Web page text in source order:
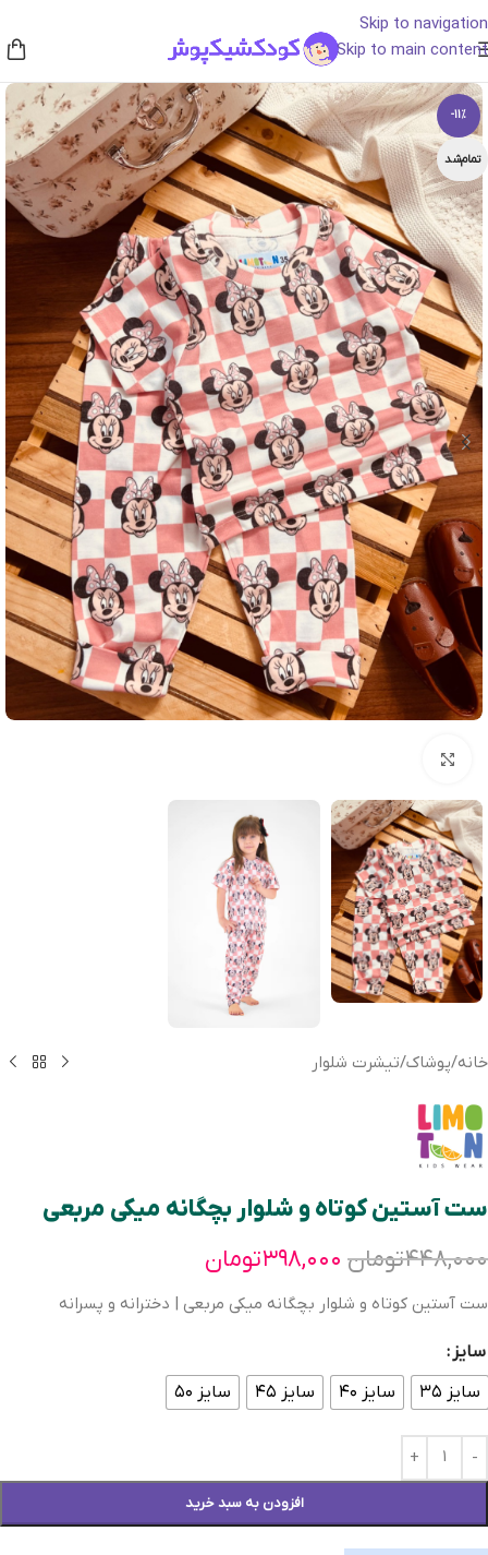
Skip to navigation
Skip to main content
-11%
تمام‌شد
خانه/پوشاک/تیشرت شلوار
ست آستین کوتاه و شلوار بچگانه میکی مربعی
۴۴۸,۰۰۰تومان ۳۹۸,۰۰۰تومان
ست آستین کوتاه و شلوار بچگانه میکی مربعی | دخترانه و پسرانه
سایز
سایز ۳۵
سایز ۴۰ سایز ۴۵ سایز ۵۰
افزودن به سبد خرید